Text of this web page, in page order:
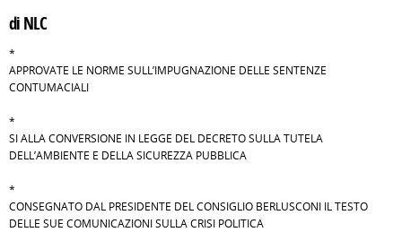
di NLC
*
APPROVATE LE NORME SULL’IMPUGNAZIONE DELLE SENTENZE
CONTUMACIALI
*
SI ALLA CONVERSIONE IN LEGGE DEL DECRETO SULLA TUTELA
DELL’AMBIENTE E DELLA SICUREZZA PUBBLICA
*
CONSEGNATO DAL PRESIDENTE DEL CONSIGLIO BERLUSCONI IL TESTO
DELLE SUE COMUNICAZIONI SULLA CRISI POLITICA